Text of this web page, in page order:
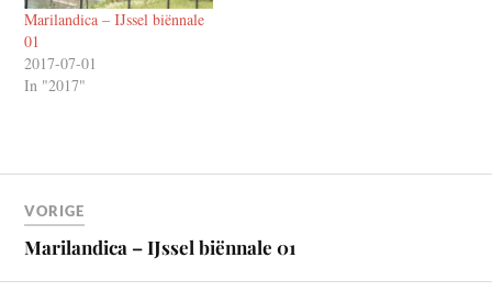
Marilandica – IJssel biënnale
01
2017-07-01
In "2017"
VORIGE
Marilandica – IJssel biënnale 01